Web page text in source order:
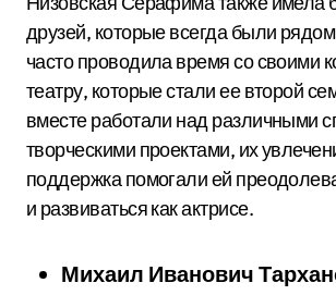
друзей, которые всегда были
часто проводила время со своими
театру, которые стали ее второй
вместе работали над различными
творческими проектами, их
поддержка помогали ей
и развиваться как актрисе.
Михаил Иванович